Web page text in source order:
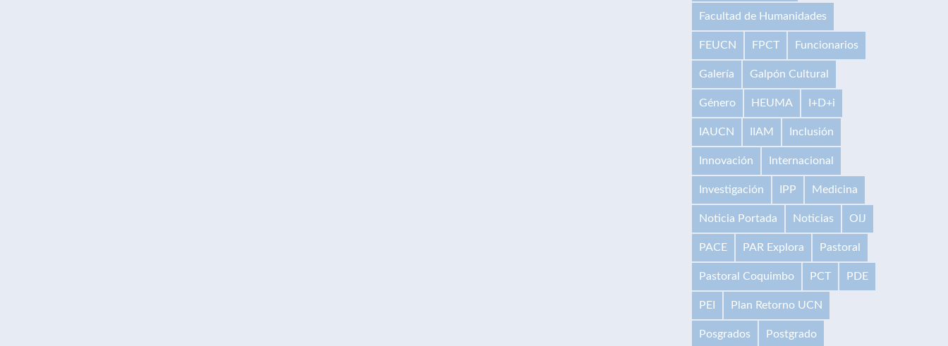
Facultad de Humanidades
FEUCN FPCT Funcionarios
Galería Galpón Cultural
Género HEUMA I+D+i
IAUCN IIAM Inclusión
Innovación Internacional
Investigación IPP Medicina
Noticia Portada Noticias OIJ
PACE PAR Explora Pastoral
Pastoral Coquimbo PCT PDE
PEI Plan Retorno UCN
Posgrados Postgrado